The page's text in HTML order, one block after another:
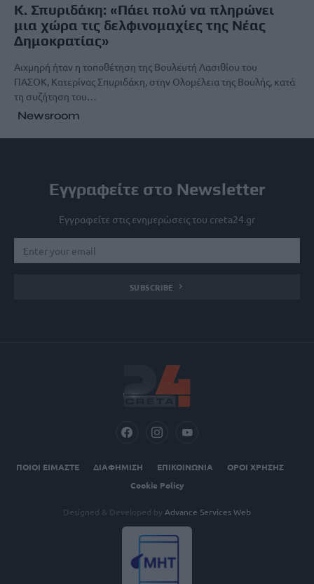
Κ. Σπυριδάκη: «Πάει πολύ να πληρώνει
μια χώρα τις δελφινομαχίες της Νέας
Δημοκρατίας»
Αιχμηρή ήταν η τοποθέτηση της Βουλευτή Λασιθίου του
ΠΑΣΟΚ, Κατερίνας Σπυριδάκη, στην Ολομέλεια της Βουλής, κατά
τη συζήτηση του…
Newsroom
Εγγραφείτε στο Newsletter
Εγγραφείτε στις ενημερώσεις του creta24.gr
SUBSCRIBE
ΠΟΙΟΙ ΕΙΜΑΣΤΕ ΔΙΑΦΗΜΙΣΗ ΕΠΙΚΟΙΝΩΝΙΑ
ΟΡΟΙ ΧΡΗΣΗΣ
Cookie Policy
Designed & Developed by Advance Services Web